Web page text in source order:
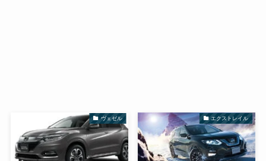
ヴェゼル エクストレイル